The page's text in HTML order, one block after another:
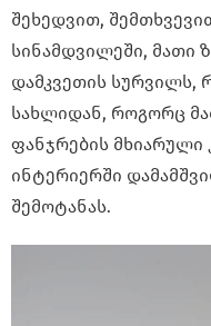
შეხედვით,
სინამდვილეში, მათი
დამკვეთის სურვილს,
სახლიდან, როგორც
ფანჯრების მხიარული
ინტერიერში
შემოტანას.